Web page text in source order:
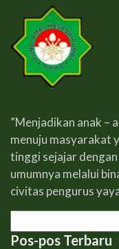
”Menjadikan anak –
menuju masyarakat
tinggi sejajar
umumnya melalui
civitas pengurus
untuk:
Pos-pos Terbaru